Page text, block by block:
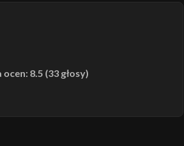
8.5 (33 głosy)